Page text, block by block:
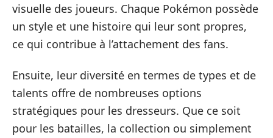
visuelle des joueurs. Chaque Pokémon possède
un style et une histoire qui leur sont propres,
ce qui contribue à l’attachement des fans.
Ensuite, leur diversité en termes de types et de
talents offre de nombreuses options
stratégiques pour les dresseurs. Que ce soit
pour les batailles, la collection ou simplement